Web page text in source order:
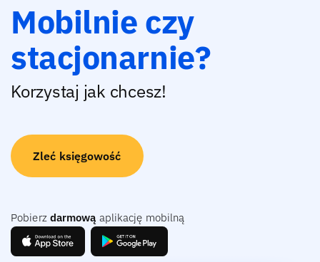
Mobilnie czy
stacjonarnie?
Korzystaj jak chcesz!
Zleć księgowość
Pobierz darmową aplikację mobilną